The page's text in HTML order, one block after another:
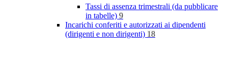
Tassi di assenza trimestrali (da pubblicare
in tabelle) 9
Incarichi conferiti e autorizzati ai dipendenti
(dirigenti e non dirigenti) 18